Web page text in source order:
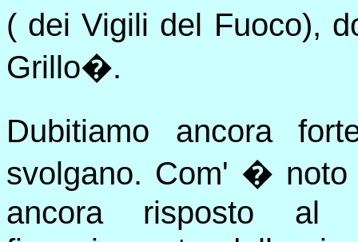
( dei Vigili del Fuoco),
Grillo�.
Dubitiamo ancora
svolgano. Com' � noto
ancora risposto al